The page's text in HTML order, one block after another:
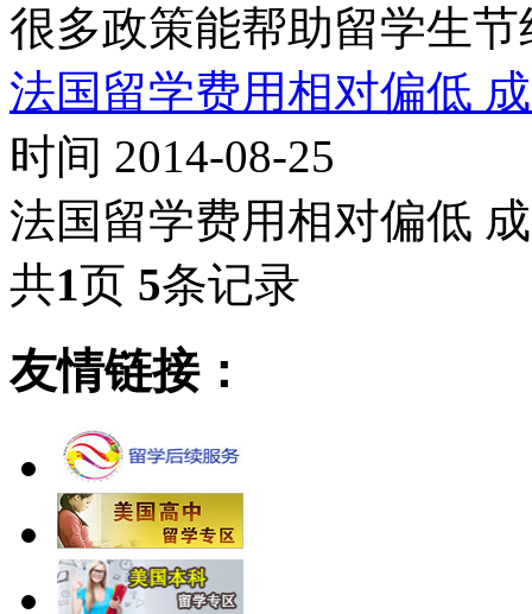
很多政策能帮助留学生节
法国留学费用相对偏低
时间 2014-08-25
法国留学费用相对偏低
共1页 5条记录
友情链接：